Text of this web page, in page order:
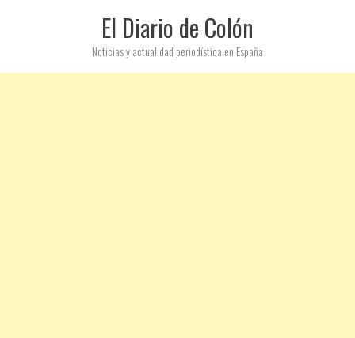
El Diario de Colón
Noticias y actualidad periodística en España